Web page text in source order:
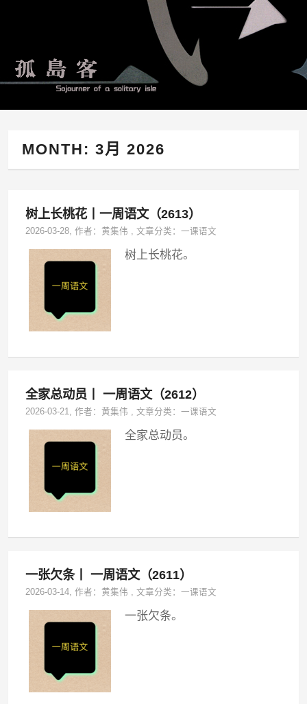
MONTH:3月 2026
树上长桃花丨一周语文（2613）
2026-03-28, 作者：黄集伟 ,文章分类：一课语文
树上长桃花。
全家总动员丨 一周语文（2612）
2026-03-21, 作者：黄集伟 ,文章分类：一课语文
全家总动员。
一张欠条丨 一周语文（2611）
2026-03-14, 作者：黄集伟 ,文章分类：一课语文
一张欠条。